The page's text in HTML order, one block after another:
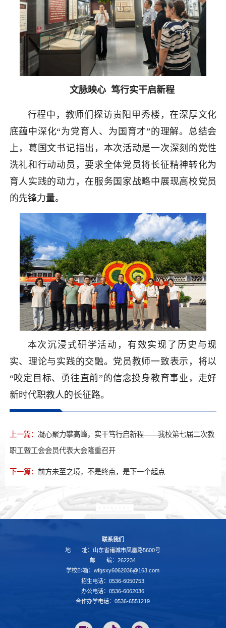
文脉映心 笃行实干启新程
行程中，教师们探访贵阳甲秀楼，在深厚文化
底蕴中深化“为党育人、为国育才”的理解。总结会
上，葛国文书记指出，本次活动是一次深刻的党性
洗礼和行动动员，要求全体党员将长征精神转化为
育人实践的动力，在服务国家战略中展现高校党员
的先锋力量。
本次沉浸式研学活动，有效实现了历史与现
实、理论与实践的交融。党员教师一致表示，将以
“咬定目标、勇往直前”的信念投身教育事业，走好
新时代职教人的长征路。
上一篇： 凝心聚力攀高峰，实干笃行启新程——我校第七届二次教
职工暨工会会员代表大会隆重召开
下一篇： 前方未至之境，不是终点，是下一个起点
联系我们
地 址：山东省诸城市凤凰路5600号
邮 编：262234
学校邮箱：wfgsxy6062036@163.com
招生电话：0536-6050753
办公电话：0536-6062036
合作办学电话：0536-6551219